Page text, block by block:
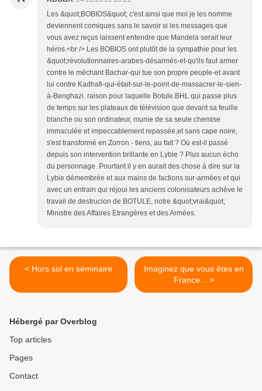
Les &quot;BOBIOS&quot; c'est ainsi que moi je les nomme
deviennent comiques sans le savoir si les messages que
vous avez reçus laissent entendre que Mandela serait leur
héros.<br /> Les BOBIOS ont plutôt de la sympathie pour les
&quot;révolutionnaires-arabes-désarmés-et-qu'ils faut armer
contre le méchant Bachar-qui tue son propre peuple-et avant
lui contre Kadhafi-qui-était-sur-le-point-de-massacrer-le-sien-
à-Benghazi. raison pour laquelle Botule.BHL qui passe plus
de temps sur les plateaux de télévision que devant sa feuille
blanche ou son ordinateur, munie de sa seule chemise
immaculée et impeccablement repassée,et sans cape noire,
s'est transformé en Zorron - tiens, au fait ? Où est-il passé
depuis son intervention brillante en Lybie ? Plus aucun écho
du personnage. Pourtant il y en aurait des chose à dire sur la
Lybie démembrée et aux mains de factions sur-armées et qui
avec un entrain qui réjoui les anciens colonisateurs achève le
travail de destrucion de BOTULE, notre &quot;vrai&quot;
Ministre des Affaires Etrangères et des Armées.
< Hors sol en séminaire
Imaginez que vous êtes en
France... >
Hébergé par Overblog
Top articles
Pages
Contact